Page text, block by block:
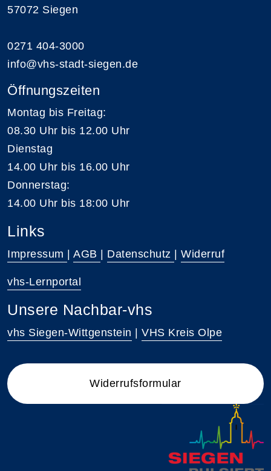
57072 Siegen
0271 404-3000
info@vhs-stadt-siegen.de
Öffnungszeiten
Montag bis Freitag:
08.30 Uhr bis 12.00 Uhr
Dienstag
14.00 Uhr bis 16.00 Uhr
Donnerstag:
14.00 Uhr bis 18:00 Uhr
Links
Impressum | AGB | Datenschutz | Widerruf
vhs-Lernportal
Unsere Nachbar-vhs
vhs Siegen-Wittgenstein | VHS Kreis Olpe
Widerrufsformular